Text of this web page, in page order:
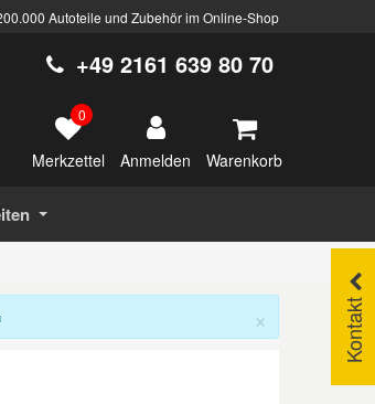
Autoteile und Zubehör im Online-Shop
+49 2161 639 80 70
0
Merkzettel Anmelden Warenkorb
Kontakt
×